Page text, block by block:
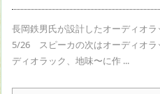
長岡鉄男氏が設計したオーディオラ
5/26 スピーカの次はオーディオ
ディオラック、地味〜に作 ...